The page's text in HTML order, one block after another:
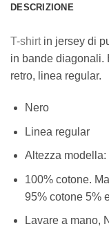
DESCRIZIONE
T-shirtin jersey di
in bande diagonali.
retro, linea regular.
Nero
Linea regular
Altezza modella:
100% cotone.
95% cotone 5%
Lavare a mano,